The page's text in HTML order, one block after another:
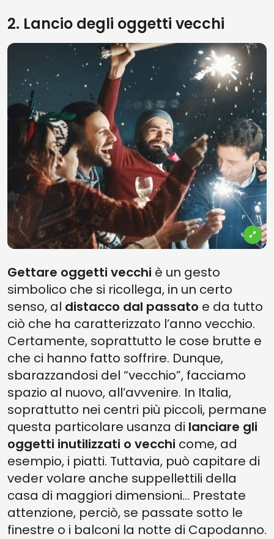
2. Lancio degli oggetti vecchi
Gettare oggetti vecchi è un gesto
simbolico che si ricollega, in un certo
senso, al distacco dal passato e da tutto
ciò che ha caratterizzato l’anno vecchio.
Certamente, soprattutto le cose brutte e
che ci hanno fatto soffrire. Dunque,
sbarazzandosi del “vecchio”, facciamo
spazio al nuovo, all’avvenire. In Italia,
soprattutto nei centri più piccoli, permane
questa particolare usanza di lanciare gli
oggetti inutilizzati o vecchi come, ad
esempio, i piatti. Tuttavia, può capitare di
veder volare anche suppellettili della
casa di maggiori dimensioni... Prestate
attenzione, perciò, se passate sotto le
finestre o i balconi la notte di Capodanno.